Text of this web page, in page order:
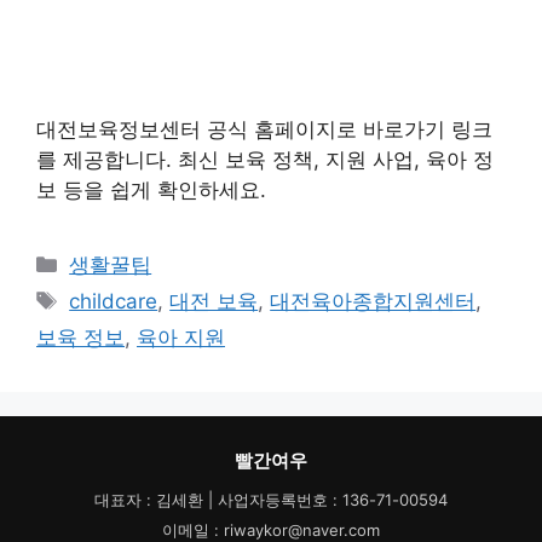
대전보육정보센터 공식 홈페이지로 바로가기 링크
를 제공합니다. 최신 보육 정책, 지원 사업, 육아 정
보 등을 쉽게 확인하세요.
카
테
리
생활꿀팁
태
그
childcare,대전 보육,대전육아종합지원센터 ,
보육 정보, 육아 지원
빨간여우
대표자 : 김세환 | 사업자등록번호 : 136-71-00594
이메일 : riwaykor@naver.com